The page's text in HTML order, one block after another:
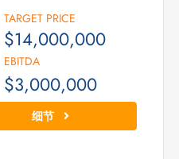
TARGET PRICE
$14,000,000
EBITDA
$3,000,000
细节